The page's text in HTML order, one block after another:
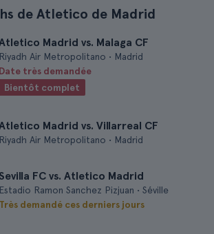
de Atletico de Madrid
Madrid vs. Malaga CF
Riyadh Air Metropolitano • Madrid
Date très demandée
Bientôt complet
Madrid vs. Villarreal CF
Riyadh Air Metropolitano • Madrid
FC vs. Atletico Madrid
Estadio Ramon Sanchez Pizjuan • Séville
Très demandé ces derniers jours